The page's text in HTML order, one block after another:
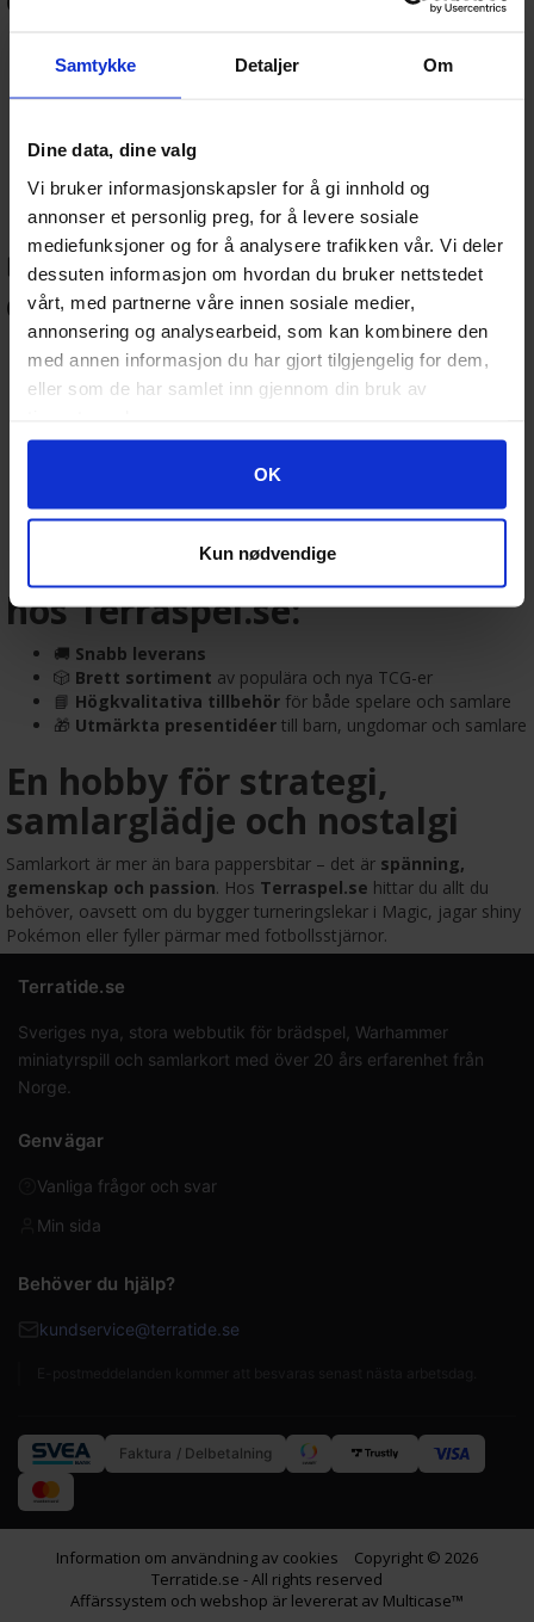
Samtykke Detaljer Om
Dine data, dine valg
Vi bruker informasjonskapsler for å gi innhold og
annonser et personlig preg, for å levere sosiale
mediefunksjoner og for å analysere trafikken vår. Vi deler
dessuten informasjon om hvordan du bruker nettstedet
vårt, med partnerne våre innen sosiale medier,
annonsering og analysearbeid, som kan kombinere den
med annen informasjon du har gjort tilgjengelig for dem,
eller som de har samlet inn gjennom din bruk av
Googles retningslinjer for personvern
OK
Kun nødvendige
och promokort.
Fotbollskort
: Samlaralbum och kort från toppspelare och
ligor.
Lorcana, Digimon, One Piece: Spännande nyheter för
samlare och TCG-fans.
📦 Tillbehör för kortsamling
och spel:
Kortskydd (sleeves)
: Standard och japansk storlek från
Dragon Shield, Ultra Pro m.fl.
Pärmar och förvaring: Skydda och organisera din samling
Deckboxar & playmats: För dig som vill spela med stil och
graderade eller ovanliga kort.
🎯 Därför handlar samlare
hos Terraspel.se:
🚚 Snabb leverans
🎲 Brett sortiment av populära och nya TCG-er
📘 Högkvalitativa tillbehör för både spelare och samlare
🎁 Utmärkta presentidéer till barn, ungdomar och samlare
En hobby för strategi,
samlarglädje och nostalgi
Samlarkort är mer än bara pappersbitar – det är spänning,
gemenskap och passion. Hos Terraspel.se hittar du allt du
behöver, oavsett om du bygger turneringslekar i Magic, jagar shiny
Pokémon eller fyller pärmar med fotbollsstjärnor.
Terratide.se
Sveriges nya, stora webbutik för brädspel, Warhammer
miniatyrspill och samlarkort med över 20 års erfarenhet från
Norge.
Genvägar
Vanliga frågor och svar
Min sida
Behöver du hjälp?
kundservice@terratide.se
Faktura / Delbetalning
Information om användning av cookies
Copyright © 2026
Terratide.se - All rights reserved
Affärssystem och webshop är levererat av Multicase™